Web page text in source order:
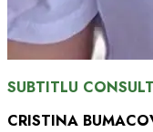
SUBTITLU
CRISTINA